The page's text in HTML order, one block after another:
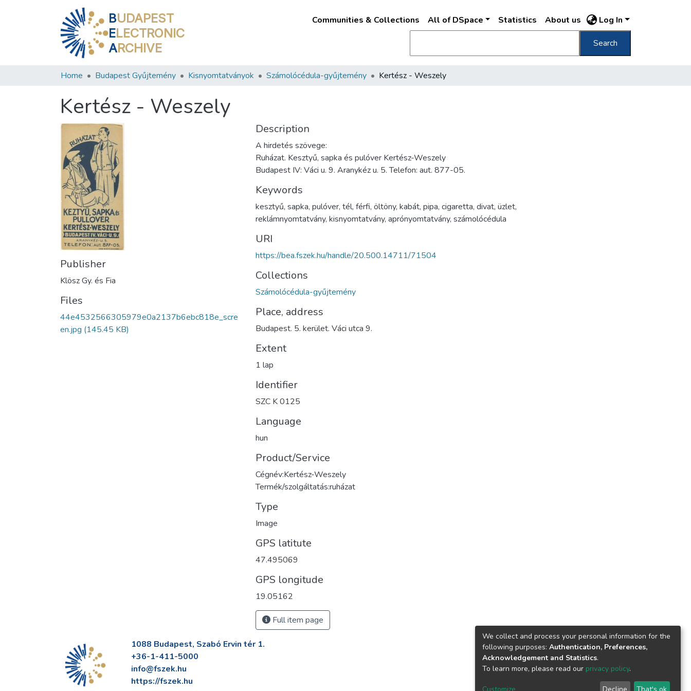
BUDAPEST
ELECTRONIC
ARCHIVE
Communities & Collections All of DSpace Statistics About us Log In
Search
Home Budapest Gyűjtemény Kisnyomtatványok Számolócédula-gyűjtemény Kertész - Weszely
Kertész - Weszely
Publisher
Klösz Gy. és Fia
Files
44e4532566305979e0a2137b6ebc818e_scre
en.jpg (145.45 KB)
Description
A hirdetés szövege:
Ruházat. Kesztyű, sapka és pulóver Kertész-Weszely
Budapest IV: Váci u. 9. Aranykéz u. 5. Telefon: aut. 877-05.
Keywords
kesztyű, sapka, pulóver, tél, férfi, öltöny, kabát, pipa, cigaretta, divat, üzlet,
reklámnyomtatvány, kisnyomtatvány, aprónyomtatvány, számolócédula
URI
https://bea.fszek.hu/handle/20.500.14711/71504
Collections
Számolócédula-gyűjtemény
Place, address
Budapest. 5. kerület. Váci utca 9.
Extent
1 lap
Identifier
SZC K 0125
Language
hun
Product/Service
Cégnév:Kertész-Weszely
Termék/szolgáltatás:ruházat
Type
Image
GPS latitute
47.495069
GPS longitude
19.05162
Full item page
1088 Budapest, Szabó Ervin tér 1.
+36-1-411-5000
info@fszek.hu
https://fszek.hu
We collect and process your personal information for the
following purposes: Authentication, Preferences,
Acknowledgement and Statistics.
To learn more, please read our privacy policy.